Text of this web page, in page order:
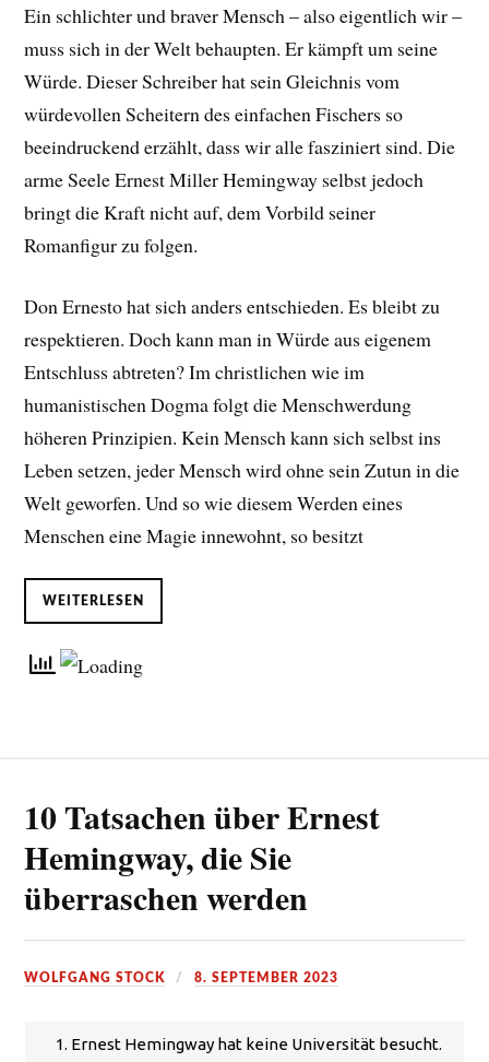
Ein schlichter und braver Mensch – also eigentlich wir –
muss sich in der Welt behaupten. Er kämpft um seine
Würde. Dieser Schreiber hat sein Gleichnis vom
würdevollen Scheitern des einfachen Fischers so
beeindruckend erzählt, dass wir alle fasziniert sind. Die
arme Seele Ernest Miller Hemingway selbst jedoch
bringt die Kraft nicht auf, dem Vorbild seiner
Romanfigur zu folgen.
Don Ernesto hat sich anders entschieden. Es bleibt zu
respektieren. Doch kann man in Würde aus eigenem
Entschluss abtreten? Im christlichen wie im
humanistischen Dogma folgt die Menschwerdung
höheren Prinzipien. Kein Mensch kann sich selbst ins
Leben setzen, jeder Mensch wird ohne sein Zutun in die
Welt geworfen. Und so wie diesem Werden eines
Menschen eine Magie innewohnt, so besitzt
WEITERLESEN
10 Tatsachen über Ernest
Hemingway, die Sie
überraschen werden
WOLFGANG STOCK 8. SEPTEMBER 2023
1. Ernest Hemingway hat keine Universität besucht.